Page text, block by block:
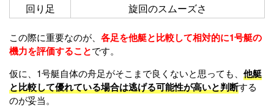
回り足
旋回のスムーズさ
この際に重要なのが、 各足を他艇と比較して相対的に1号艇の
機力を評価することです。
仮に、1号艇自体の舟足がそこまで良くないと思っても、 他艇
と比較して優れている場合は逃げる可能性が高いと判断する
のが妥当。